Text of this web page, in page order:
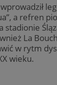
a refren
stadionie
La
w rytm
wieku.